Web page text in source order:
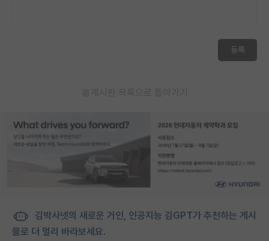
등록
게시판 목록으로 돌아가기
김박사넷의 새로운 거인, 인공지능 김GPT가 추천하는 게시
물로 더 멀리 바라보세요.